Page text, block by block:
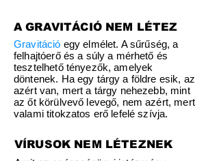
A GRAVITÁCIÓ NEM LÉTEZ
Gravitáció egy elmélet. A sűrűség, a
felhajtóerő és a súly a mérhető és
tesztelhető tényezők, amelyek
döntenek. Ha egy tárgy a földre esik, az
azért van, mert a tárgy nehezebb, mint
az őt körülvevő levegő, nem azért, mert
valami titokzatos erő lefelé szívja.
VÍRUSOK NEM LÉTEZNEK